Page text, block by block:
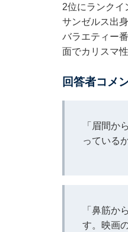
2位にランクイ
サンゼルス出
バラエティー
面でカリスマ
回答者コメ
「眉間か
っている
「鼻筋か
す。映画